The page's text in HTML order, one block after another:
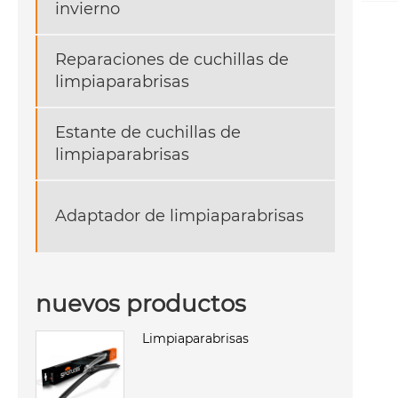
invierno
Reparaciones de cuchillas de
limpiaparabrisas
Estante de cuchillas de
limpiaparabrisas
Adaptador de limpiaparabrisas
nuevos productos
Limpiaparabrisas